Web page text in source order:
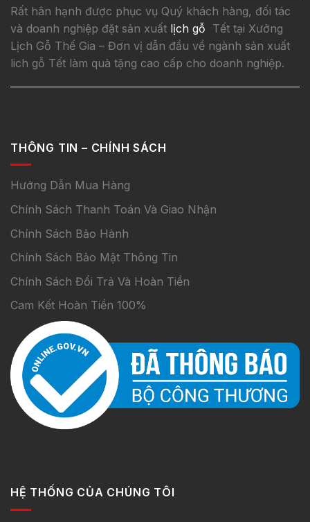
Rất hân hạnh được phục vụ Quý khách hàng, đối tác
và doanh nghiệp đặt sản xuất lịch gỗ Tết tại Xưởng
Lịch Gỗ Thế Gia – Đơn vị dẫn đầu về ngành sản xuất
lich gỗ Tết làm quà tặng cao cấp cho doanh nghiệp.
THÔNG TIN – CHÍNH SÁCH
Hướng Dẫn Mua Hàng
Chính Sách Thanh Toán Và Giao Nhận
Chính Sách Bảo Hành
Chính Sách Bảo Mật Thông Tin
Chính Sách Đổi Trả Và Hoàn Tiền
Cam Kết Hoàn Tiền 100%
HỆ THỐNG CỦA CHÚNG TÔI